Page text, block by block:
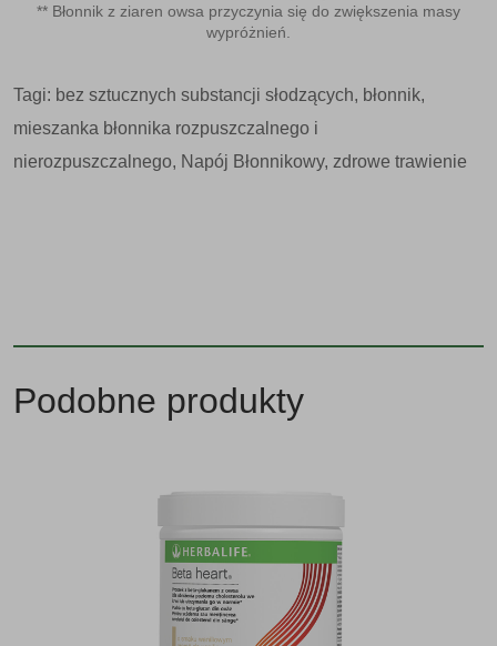
** Błonnik z ziaren owsa przyczynia się do zwiększenia masy
wypróżnień.
Tagi: bez sztucznych substancji słodzących, błonnik,
mieszanka błonnika rozpuszczalnego i
nierozpuszczalnego, Napój Błonnikowy, zdrowe trawienie
Podobne produkty